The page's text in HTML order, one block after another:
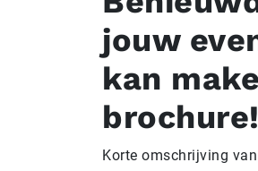
jouw
kan
brochure!
Korte omschrijving